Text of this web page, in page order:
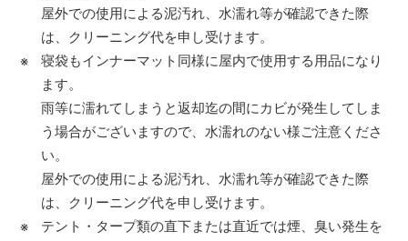
屋外での使用による泥汚れ、水濡れ等が確認できた際
は、クリーニング代を申し受けます。
寝袋もインナーマット同様に屋内で使用する用品になり
ます。
雨等に濡れてしまうと返却迄の間にカビが発生してしま
う場合がございますので、水濡れのない様ご注意くださ
い。
屋外での使用による泥汚れ、水濡れ等が確認できた際
は、クリーニング代を申し受けます。
テント・タープ類の直下または直近では煙、臭い発生を